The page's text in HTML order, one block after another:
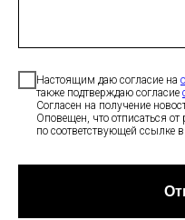
Настоящим даю согласие на
также подтверждаю согласие
Согласен на получение
Оповещен, что отписаться
по соответствующей ссылке